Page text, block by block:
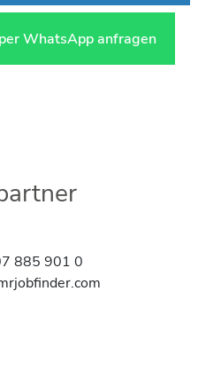
WhatsApp anfragen
885 901 0